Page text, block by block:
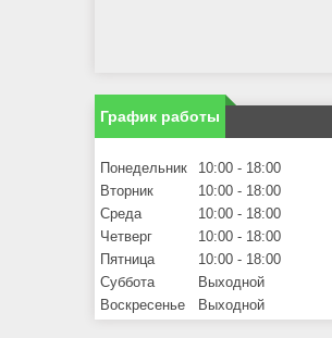
График работы
Понедельник 10:00
18:00
Вторник
10:00
18:00
Среда
10:00
18:00
Четверг
10:00
18:00
Пятница
10:00
18:00
Суббота
Выходной
Воскресенье
Выходной